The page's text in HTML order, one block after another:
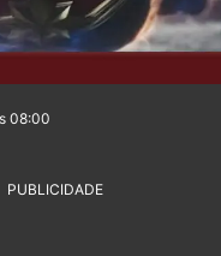
08:00
PUBLICIDADE